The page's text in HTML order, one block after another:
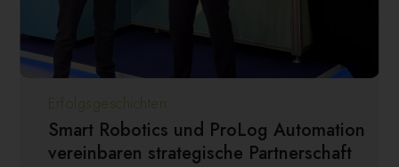
Erfolgsgeschichten
Smart Robotics und ProLog Automation
vereinbaren strategische Partnerschaft